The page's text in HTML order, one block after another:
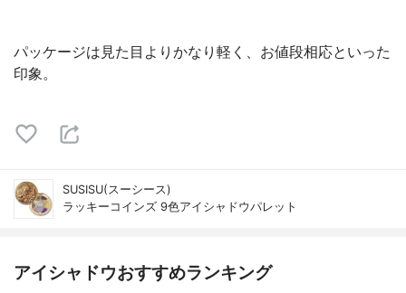
パッケージは見た目よりかなり軽く、お値段相応といった
印象。
SUSISU(スーシース)
ラッキーコインズ 9色アイシャドウパレット
アイシャドウおすすめランキング